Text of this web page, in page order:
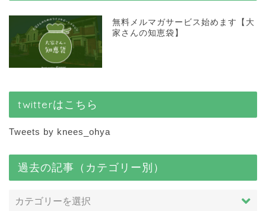
無料メルマガサービス始めます【大
家さんの知恵袋】
twitterはこちら
Tweets by knees_ohya
過去の記事（カテゴリー別）